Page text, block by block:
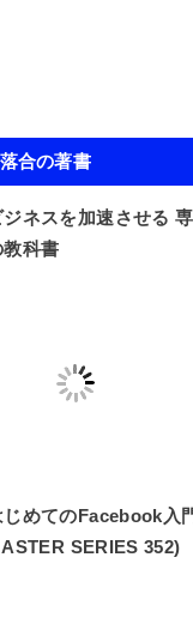
落合の著書
ジネスを加速させる
教科書
じめてのFacebook入
SERIES 352)